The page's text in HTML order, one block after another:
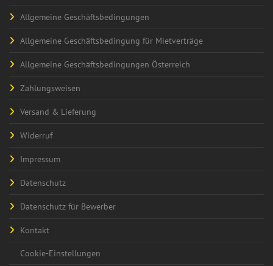
Allgemeine Geschäftsbedingungen
Allgemeine Geschäftsbedingung für Mietverträge
Allgemeine Geschäftsbedingungen Österreich
Zahlungsweisen
Versand & Lieferung
Widerruf
Impressum
Datenschutz
Datenschutz für Bewerber
Kontakt
Cookie-Einstellungen